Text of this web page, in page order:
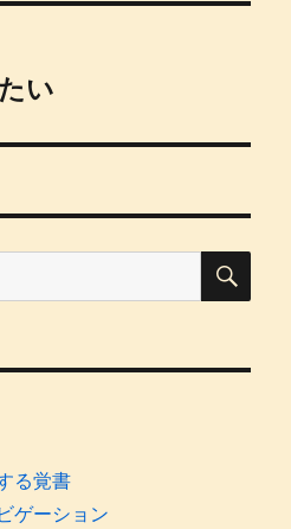
い
検
る覚書
ゲーション